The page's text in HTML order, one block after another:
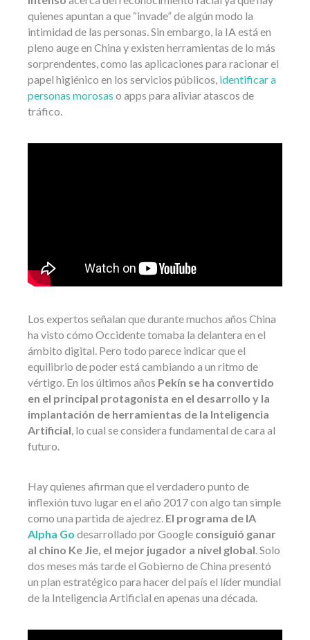
quienes apuntan a que “invade” de algún modo la
intimidad de las personas. Sin embargo, la IA está en
pleno auge en China y existen herramientas de lo más
sorprendentes, como las aplicaciones para racionar el
papel higiénico en los servicios públicos, identificar a
personas morosas o apps para aliviar atascos de
tráfico.
Los expertos señalan que durante muchos años China
ha visto cómo Occidente tomaba la delantera en el
ámbito digital. Pero todo parece indicar que el
equilibrio de poder está cambiando a un ritmo de
vértigo. En los últimos años Pekín se ha convertido
en el principal protagonista en el desarrollo y la
implantación de herramientas de la Inteligencia
Artificial, lo cual se considera fundamental de cara al
futuro.
Hay quienes afirman que el verdadero punto de
inflexión tuvo lugar en el año 2017 con algo tan simple
como una partida de ajedrez. El programa de IA
Alpha Go desarrollado por Google consiguió ganar
al chino Ke Jie, el mejor jugador a nivel global. Solo
dos meses más tarde el Gobierno de China presentó
un plan estratégico para hacer del país el líder mundial
de la Inteligencia Artificial en apenas una década.